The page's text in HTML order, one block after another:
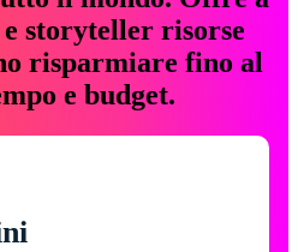
storyteller risorse
risparmiare fino al
e budget.